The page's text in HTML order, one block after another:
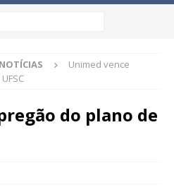
NOTÍCIAS
Unimed vence
do plano de